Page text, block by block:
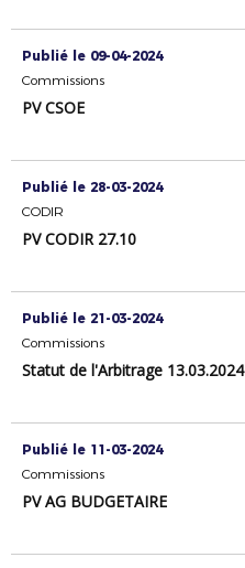
Publié le 09-04-2024
Commissions
PV CSOE
Publié le 28-03-2024
CODIR
PV CODIR 27.10
Publié le 21-03-2024
Commissions
Statut de l'Arbitrage 13.03.2024
Publié le 11-03-2024
Commissions
PV AG BUDGETAIRE